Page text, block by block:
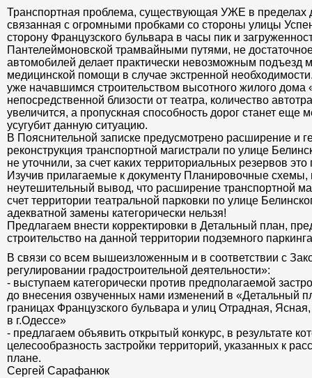
Транспортная проблема, существующая УЖЕ в пределах
связанная с огромными пробками со стороны улицы
сторону Французского бульвара в часы пик и
Пантелеймоновской трамвайными путями, не
автомобилей делает практически невозможным подъезд
медицинской помощи в случае экстренной
уже начавшимся строительством высотного жилого дома
непосредственной близости от театра, количество
увеличится, а пропускная способность дорог станет еще
усугубит данную ситуацию.
В Пояснительной записке предусмотрено расширение и
реконструкция транспортной магистрали по улице
не уточнили, за счет каких территориальных резервов это
Изучив прилагаемые к документу Планировочные схемы,
неутешительный вывод, что расширение транспортной
счет территории театральной парковки по улице
адекватной замены категорически нельзя!
Предлагаем внести корректировки в Детальный план,
строительство на данной территории подземного
В связи со всем вышеизложенным и в соответствии с
регулировании градостроительной деятельности»:
- выступаем категорически против предполагаемой
до внесения озвученных нами изменений в «Детальный
границах Французского бульвара и улиц Отрадная,
в г.Одессе»
- предлагаем объявить открытый конкурс, в результате
целесообразность застройки территорий, указанных к
плане.
Сергей Сарафанюк